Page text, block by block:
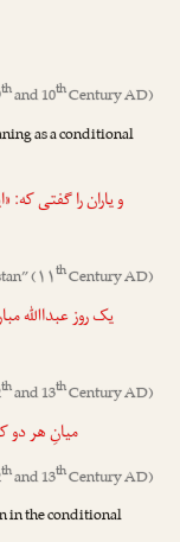
thand 10thCentury AD)
as a conditional
و یاران را گفتی
” (۱۱thCentury AD)
یک روز عبداﷲ
thand 13thCentury AD)
میانِ هر دو
thand 13thCentury AD)
in the conditional